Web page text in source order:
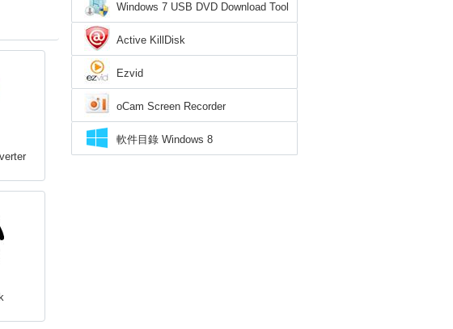
Windows 7 USB DVD Download Tool
Active KillDisk
Ezvid
oCam Screen Recorder
軟件目錄 Windows 8